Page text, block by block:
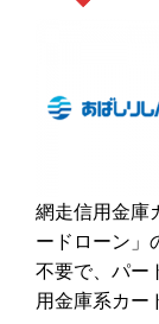
網走信用金庫
ードローン」
不要で、パー
用金庫系カー